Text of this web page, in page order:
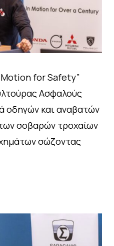
for Safety”
Ασφαλούς
οδηγών και αναβατών
σοβαρών τροχαίων
σώζοντας